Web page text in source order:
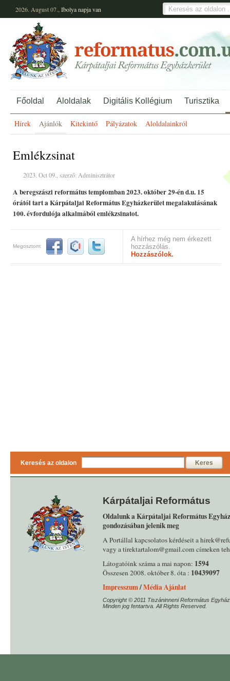
2026. August 07., Ibolyanapja van
Főoldal Aloldalak Digitális Kollégium Turisztika
Hírek Ajánlók Kitekintő Pályázatok Aloldalainkról
Emlékzsinat
2023. Oct 09., szerző: Adminisztrátor
A beregszászi református templomban 2023. október 29-én d.u. 15
órától tart a Kárpátaljai Református Egyházkerület megalakulásának
100. évfordulója alkalmából emlékzsinatot.
Megosztom:
A hírhez még nem érkezett
hozzászólás.
Hozzászólok.
Keresés az oldalon Keres
Kárpátaljai Református
Oldalunk a Kárpátaljai Református
gondozásában jelenik meg
A Portállal kapcsolatos kérdéseit a
vagy a tirektartalom@gmail.com címeken
Látogatóink száma a mai napon: 1594
Összesen 2008. október 8. óta : 10439097
Impresszum/Média Ajánlat
Copyright © 2011 Tiszáninneni Református
Minden jog fentartva. All Rights Reserved.